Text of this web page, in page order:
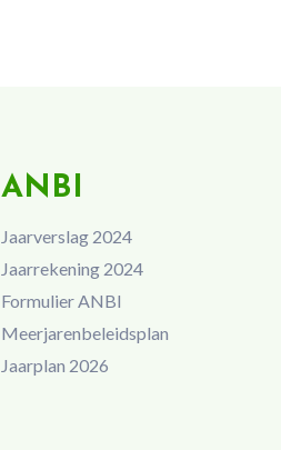
ANBI
Jaarverslag 2024
Jaarrekening 2024
Formulier ANBI
Meerjarenbeleidsplan
Jaarplan 2026